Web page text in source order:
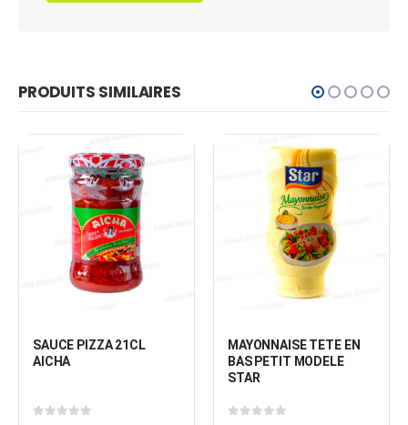
PRODUITS SIMILAIRES
SAUCE PIZZA 21CL
AICHA
MAYONNAISE TETE EN
BAS PETIT MODELE
STAR